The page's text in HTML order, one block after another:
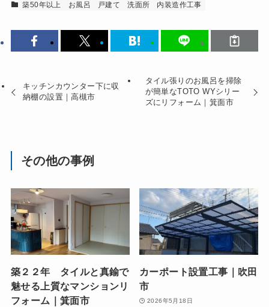
築50年以上 お風呂 戸建て 洗面所 内装造作工事
キッチンカウンター下に収
納棚の設置｜高槻市
タイル張りのお風呂を掃除
が簡単なTOTO WYシリー
ズにリフォーム｜箕面市
その他の事例
築２２年 タイルと真鍮で
魅せる上質なマンションリ
フォーム｜箕面市
カーポート設置工事｜吹田
市
2026年5月18日